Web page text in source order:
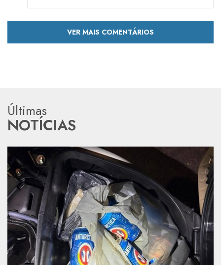
VER MAIS COMENTÁRIOS
Últimas
NOTÍCIAS